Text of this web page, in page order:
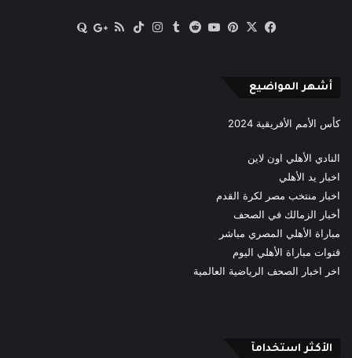
فيسبوك
‫X بينتيريست
‫YouTube انستقرام
‫TikTokملخصGoogle
أشهر المواضيع
كأس الأمم الأفريقية 2024
النادي الأهلي اون لاين
اخبار يد الأهلي
اخبار منتخب مصر لكرة القدم
أخبار الزمالك في الصحف
مباراة الأهلي المصري مباشر
قنوات مباراة الأهلي اليوم
اخر اخبار الصحف الرياضية العالمية
الأكثر استخدامآ